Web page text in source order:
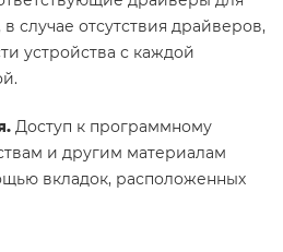
случае отсутствия драйверов,
устройства с каждой
Доступ к программному
и другим материалам
вкладок, расположенных